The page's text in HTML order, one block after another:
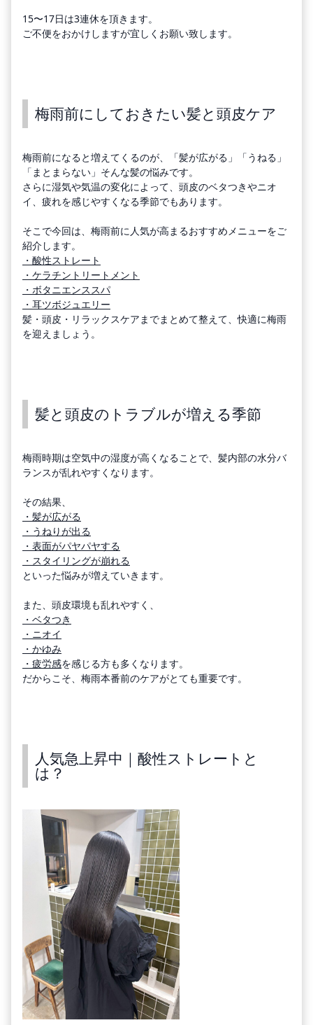
15〜17日は3連休を頂きます。
ご不便をおかけしますが宜しくお願い致します。
梅雨前にしておきたい髪と頭皮ケア
梅雨前になると増えてくるのが、「髪が広がる」「うねる」
「まとまらない」そんな髪の悩みです。
さらに湿気や気温の変化によって、頭皮のベタつきやニオ
イ、疲れを感じやすくなる季節でもあります。
そこで今回は、梅雨前に人気が高まるおすすめメニューをご
紹介します。
・酸性ストレート
・ケラチントリートメント
・ボタニエンススパ
・耳ツボジュエリー
髪・頭皮・リラックスケアまでまとめて整えて、快適に梅雨
を迎えましょう。
髪と頭皮のトラブルが増える季節
梅雨時期は空気中の湿度が高くなることで、髪内部の水分バ
ランスが乱れやすくなります。
その結果、
・髪が広がる
・うねりが出る
・表面がパヤパヤする
・スタイリングが崩れる
といった悩みが増えていきます。
また、頭皮環境も乱れやすく、
・ベタつき
・ニオイ
・かゆみ
・疲労感を感じる方も多くなります。
だからこそ、梅雨本番前のケアがとても重要です。
人気急上昇中｜酸性ストレートと
は？